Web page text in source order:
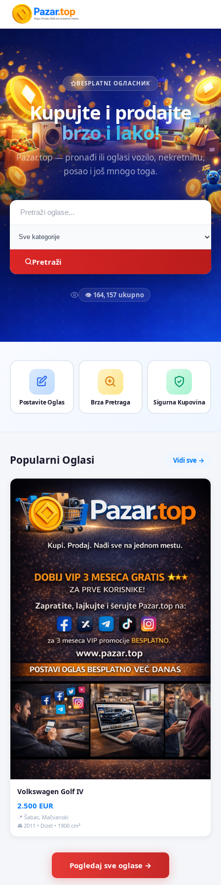
BESPLATNI OGЛАСНИК
Kupujte i prodajte
brzo i lako!
Pazar.top — pronađi ili oglasi vozilo, nekretninu,
posao i još mnogo toga.
Pretraži
👁 164,157 ukupno
Postavite Oglas Brza Pretraga Sigurna Kupovina
Popularni Oglasi Vidi sve →
Volkswagen Golf IV
2.500 EUR
📍 Šabac, Mačvanski
🚘 2011 • Dizel • 1900 cm³
Pogledaj sve oglase →